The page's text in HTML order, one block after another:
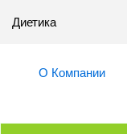
Диетика
О Компании